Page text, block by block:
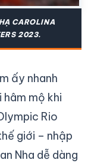
CAROLINA
2023.
ấy nhanh
mộ khi
Rio
giới – nhập
Nha dễ dàng